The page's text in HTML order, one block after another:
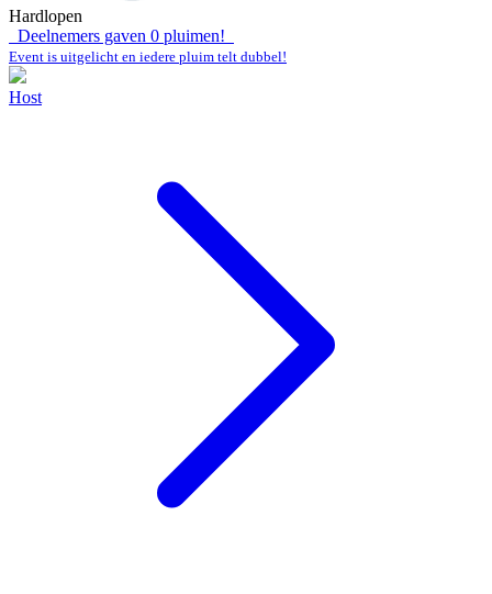
Hardlopen
Deelnemers gaven 0 pluimen!
Event is uitgelicht en iedere pluim telt dubbel!
Host